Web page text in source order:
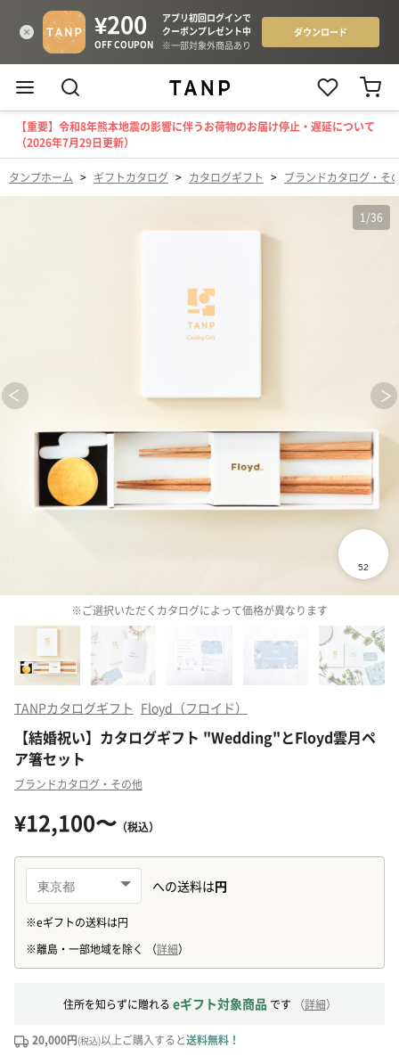
【重要】令和8年熊本地震の影響に伴うお荷物のお届け停止・遅延について
（2026年7月29日更新）
タンプホーム > ギフトカタログ > カタログギフト > ブランドカタログ・そ
1 /36
※ご選択いただくカタログによって価格が異なります
TANPカタログギフト Floyd（フロイド）
【結婚祝い】カタログギフト "Wedding"とFloyd雲月ペ
ア箸セット
ブランドカタログ・その他
¥12,100〜 （税込）
住所を知らずに贈れる eギフト対象商品 です （詳細）
20,000円(税込)以上ご購入すると送料無料！